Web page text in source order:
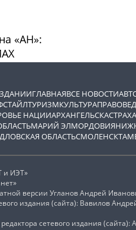
«АН»:
ГЛАВНАЯВСЕ НОВОСТИ
ТУРИЗМКУЛЬТУРАПРАВОВЕД
НАЦИИАРХАНГЕЛЬСК
МАРИЙ ЭЛМОРДОВИЯ
ОБЛАСТЬСМОЛЕНСК
и ИЭТ»
версии Угланов Андрей
издания (сайта): Вавилов
сетевого издания (сайта):